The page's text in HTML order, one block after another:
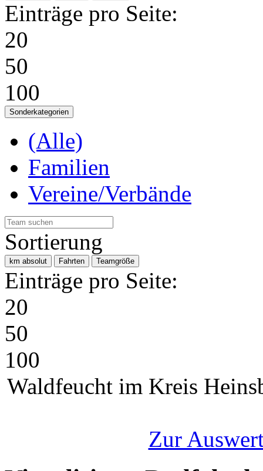
Einträge pro Seite:
20
50
100
Sonderkategorien
(Alle)
Familien
Vereine/Verbände
Sortierung
km absolut Fahrten Teamgröße
Einträge pro Seite:
20
50
100
Waldfeucht im Kreis
Zur